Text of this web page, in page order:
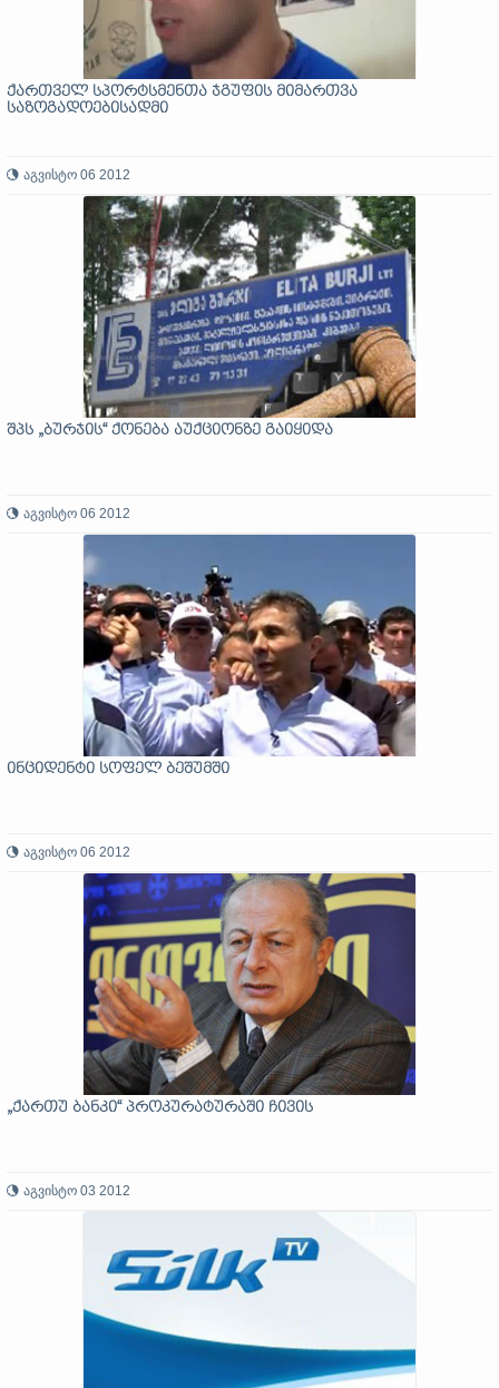
ქართველ სპორტსმენთა ჯგუფის მიმართვა
საზოგადოებისადმი
აგვისტო 06 2012
შპს „ბურჯის“ ქონება აუქციონზე გაიყიდა
აგვისტო 06 2012
ინციდენტი სოფელ ბეშუმში
აგვისტო 06 2012
„ქართუ ბანკი“ პროკურატურაში ჩივის
აგვისტო 03 2012